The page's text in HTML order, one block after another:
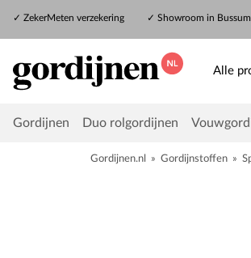
✓ ZekerMeten verzekering ✓ Showroom in Bussum
Alle
Gordijnen Duo rolgordijnen
Gordijnen.nl » Gordijnstoffen »